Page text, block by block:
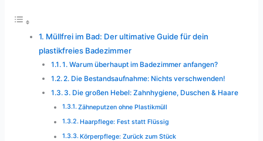
Müllfrei im Bad: Der ultimative Guide für dein
plastikfreies Badezimmer
1. Warum überhaupt im Badezimmer anfangen?
2. Die Bestandsaufnahme: Nichts verschwenden!
3. Die großen Hebel: Zahnhygiene, Duschen & Haare
Zähneputzen ohne Plastikmüll
Haarpflege: Fest statt Flüssig
Körperpflege: Zurück zum Stück